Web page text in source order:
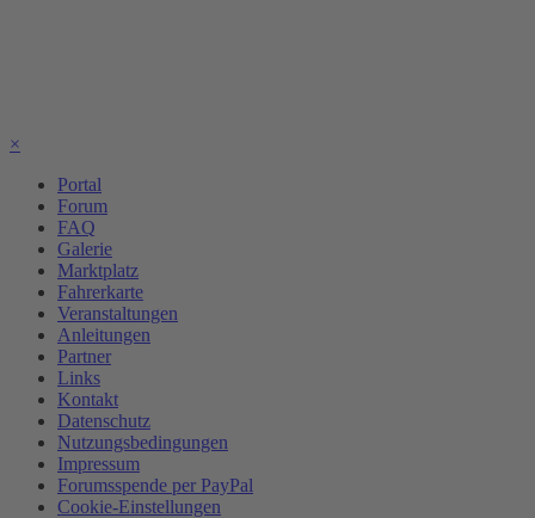
×
Portal
Forum
FAQ
Galerie
Marktplatz
Fahrerkarte
Veranstaltungen
Anleitungen
Partner
Links
Kontakt
Datenschutz
Nutzungsbedingungen
Impressum
Forumsspende per PayPal
Cookie-Einstellungen